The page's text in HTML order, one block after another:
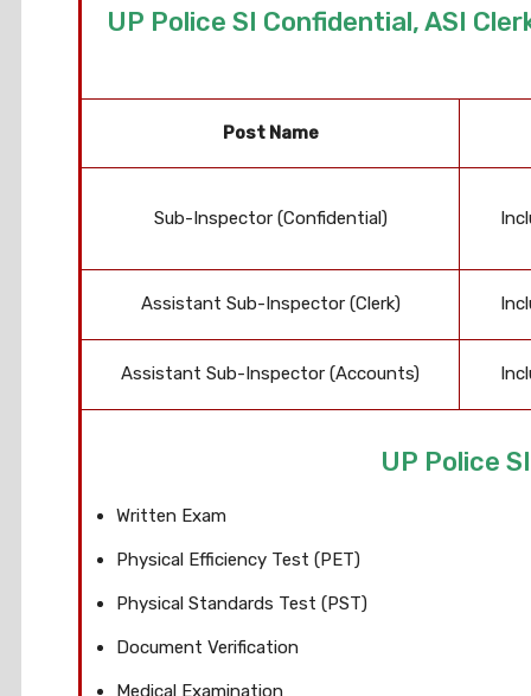
UP Police SI Confidential, ASI
Post Name
Sub-Inspector (Confidential)
Assistant Sub-Inspector (Clerk)
Assistant Sub-Inspector (Accounts)
UP Police
Written Exam
Physical Efficiency Test (PET)
Physical Standards Test (PST)
Document Verification
Medical Examination